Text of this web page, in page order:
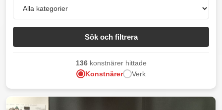
Sök och filtrera
136konstnärer hittade
Konstnärer
Verk